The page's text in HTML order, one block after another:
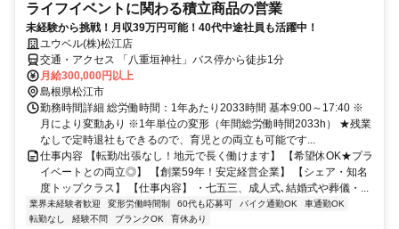
ライフイベントに関わる積立商品の営業
未経験から挑戦！月収39万円可能！40代中途社員も活躍中！
ユウベル(株)松江店
交通・アクセス 「八重垣神社」バス停から徒歩1分
月給300,000円以上
島根県松江市
勤務時間詳細 総労働時間：1年あたり2033時間 基本9:00～17:40 ※
月により変動あり ※1年単位の変形（年間総労働時間2033h） ★残業
なしで定時退社もできるので、育児との両立も可能です...
仕事内容 【転勤/出張なし！地元で長く働けます】 【希望休OK★プラ
イベートとの両立◎】 【創業59年！安定経営企業】 【シェア・知名
度トップクラス】 【仕事内容】 ・七五三、成人式､結婚式や葬儀・...
業界未経験者歓迎 変形労働時間制 60代も応募可 バイク通勤OK
車通勤OK
転勤なし
経験不問 ブランクOK 育休あり